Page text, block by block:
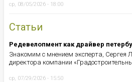
ср, 08/05/2026 - 18:00
Статьи
Редевелопмент как драйвер
Знакомим с мнением эксперта, Сергея
директора компании
ср, 07/29/2026 - 15:50